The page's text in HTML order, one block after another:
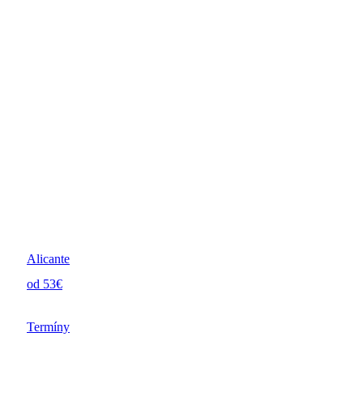
Alicante
od 53€
Termíny